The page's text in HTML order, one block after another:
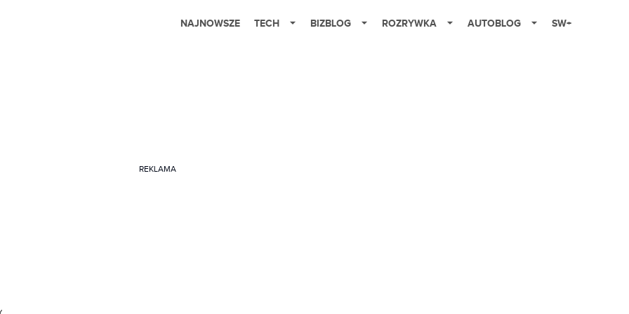
NAJNOWSZE TECH BIZBLOG ROZRYWKA AUTOBLOG SW+
REKLAMA